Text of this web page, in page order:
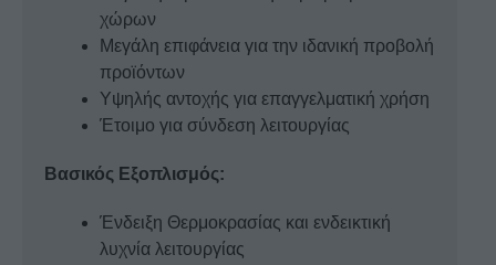
χώρων
Μεγάλη επιφάνεια για την ιδανική προβολή
προϊόντων
Υψηλής αντοχής για επαγγελματική χρήση
Έτοιμο για σύνδεση λειτουργίας
Βασικός Εξοπλισμός:
Ένδειξη Θερμοκρασίας και ενδεικτική
λυχνία λειτουργίας